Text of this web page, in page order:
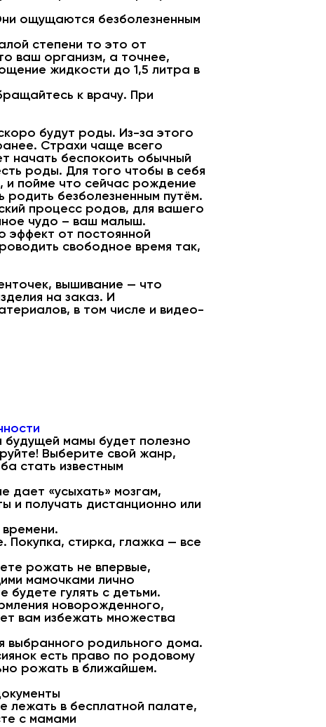
ощущаются безболезненным
степени то это от
ваш организм, а точнее,
жидкости до 1,5 литра в
к врачу. При
будут роды. Из-за этого
Страхи чаще всего
начать беспокоить обычный
роды. Для того чтобы в себя
и пойме что сейчас рождение
безболезненным путём.
процесс родов, для вашего
чудо – ваш малыш.
эффект от постоянной
свободное время так,
вышивание — что
на заказ. И
в том числе и видео-
мамы будет полезно
Выберите свой жанр,
стать известным
дает «усыхать» мозгам,
и получать дистанционно или
Покупка, стирка, глажка — все
рожать не впервые,
мамочками лично
гулять с детьми.
новорожденного,
вам избежать множества
выбранного родильного дома.
есть право по родовому
рожать в ближайшем.
лежать в бесплатной палате,
с мамами